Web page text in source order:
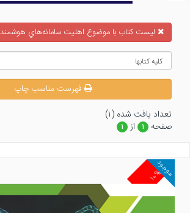
ليست كتاب با موضوع اهليت سامانه‌هاي هوشمند
فهرست مناسب چاپ
تعداد يافت شده (۱)
صفحه
۱ از ۱
۱۰%
موجود